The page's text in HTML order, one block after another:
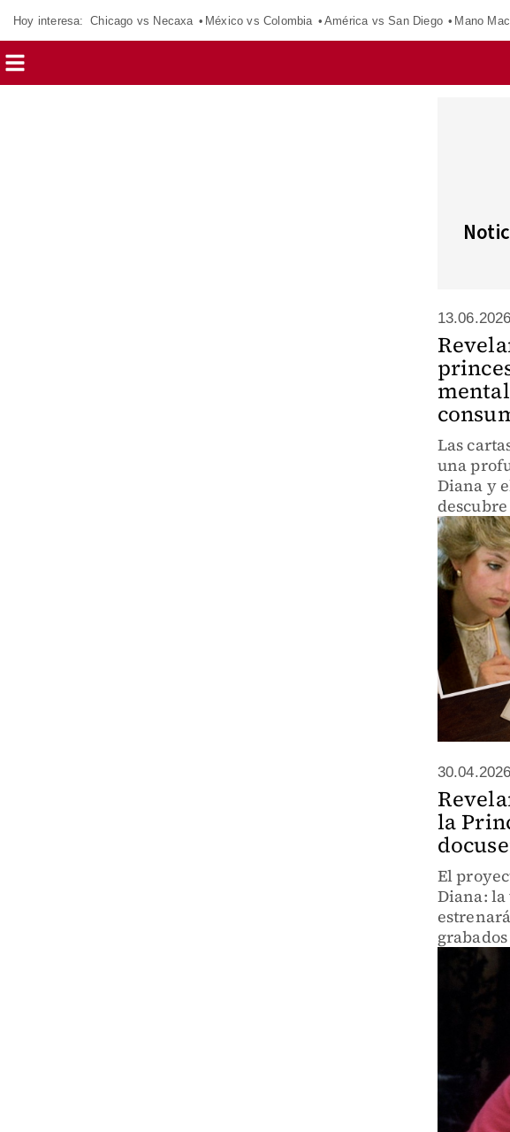
Hoy interesa: Chicago vs Necaxa México vs Colombia América vs San Diego Mano
Las
una
Diana y
la
El
Diana: la